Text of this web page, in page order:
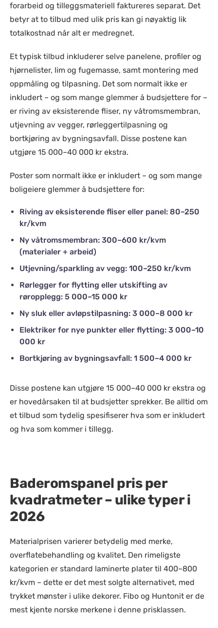
forarbeid og tilleggsmateriell faktureres separat. Det
betyr at to tilbud med ulik pris kan gi nøyaktig lik
totalkostnad når alt er medregnet.
Et typisk tilbud inkluderer selve panelene, profiler og
hjørnelister, lim og fugemasse, samt montering med
oppmåling og tilpasning. Det som normalt ikke er
inkludert – og som mange glemmer å budsjettere for –
er riving av eksisterende fliser, ny våtromsmembran,
utjevning av vegger, rørleggertilpasning og
bortkjøring av bygningsavfall. Disse postene kan
utgjøre 15 000–40 000 kr ekstra.
Poster som normalt ikke er inkludert – og som mange
boligeiere glemmer å budsjettere for:
Riving av eksisterende fliser eller panel: 80–250
kr/kvm
Ny våtromsmembran: 300–600 kr/kvm
(materialer + arbeid)
Utjevning/sparkling av vegg: 100–250 kr/kvm
Rørlegger for flytting eller utskifting av
røropplegg: 5 000–15 000 kr
Ny sluk eller avløpstilpasning: 3 000–8 000 kr
Elektriker for nye punkter eller flytting: 3 000–10
000 kr
Bortkjøring av bygningsavfall: 1 500–4 000 kr
Disse postene kan utgjøre 15 000–40 000 kr ekstra og
er hovedårsaken til at budsjetter sprekker. Be alltid om
et tilbud som tydelig spesifiserer hva som er inkludert
og hva som kommer i tillegg.
Baderomspanel pris per
kvadratmeter – ulike typer i
2026
Materialprisen varierer betydelig med merke,
overflatebehandling og kvalitet. Den rimeligste
kategorien er standard laminerte plater til 400–800
kr/kvm – dette er det mest solgte alternativet, med
trykket mønster i ulike dekorer. Fibo og Huntonit er de
mest kjente norske merkene i denne prisklassen.